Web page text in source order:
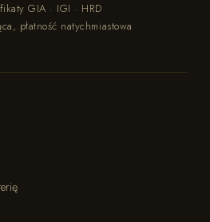
GIA · IGI · HRD
płatność natychmiastowa